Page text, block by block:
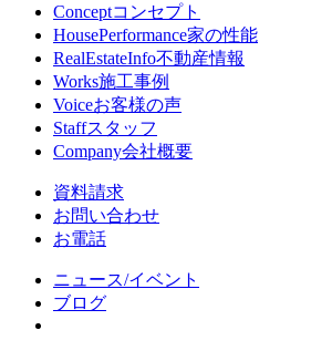
Conceptコンセプト
HousePerformance家の性能
RealEstateInfo不動産情報
Works施工事例
Voiceお客様の声
Staffスタッフ
Company会社概要
資料請求
お問い合わせ
お電話
ニュース/イベント
ブログ